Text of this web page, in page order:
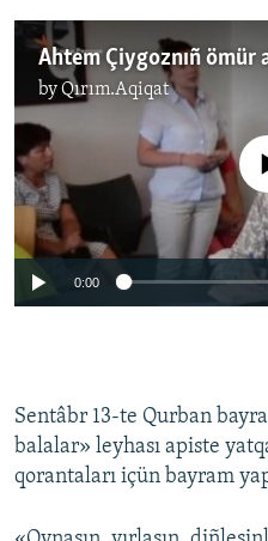
byQırım.Aqiqat
No media
0:00
Sentâbr 13-te Qurban
balalar» leyhası apiste
qorantaları içün bayram